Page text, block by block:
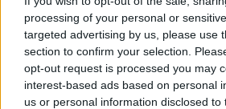
processing of your personal or
targeted advertising by us, please use
section to confirm your selection.
opt-out request is processed you may
interest-based ads based on personal
us or personal information disclosed